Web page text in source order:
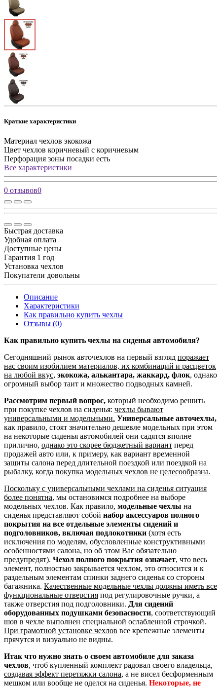
Краткие характеристики
Материал чехлов экокожа
Цвет чехлов коричневый с коричневым
Перфорация зоны посадки есть
Все характеристики
0 отзывов0
Быстрая доставка
Удобная оплата
Доступные цены
Гарантия 1 год
Установка чехлов
Покупатели довольны
Описание
Характеристики
Как правильно купить чехлы
Отзывы (0)
Как правильно купить чехлы на сиденья автомобиля?
Сегодняшний рынок авточехлов на первый взгляд поражает
нас своим изобилием материалов, их комбинаций и расцветок
на любой вкус, экокожа, алькантара, жаккард, флок, однако
огромный выбор таит и множество подводных камней.
Рассмотрим первый вопрос, который необходимо решить
при покупке чехлов на сиденья: чехлы бывают
универсальными и модельными. Универсальные авточехлы,
как правило, стоят значительно дешевле модельных при этом
на некоторые сиденья автомобилей они садятся вполне
прилично, однако это скорее бюджетный вариант перед
продажей авто или, к примеру, как вариант временной
защиты салона перед длительной поездкой или поездкой на
рыбалку, когда покупка модельных чехлов не целесообразна.
Поскольку с универсальными чехлами на сиденья ситуация
более понятна, мы остановимся подробнее на выборе
модельных чехлов. Как правило, модельные чехлы на
сиденья представляют собой набор аксессуаров полного
покрытия на все отдельные элементы сидений и
подголовников, включая подлокотники (хотя есть
исключения по моделям, обусловленные конструктивными
особенностями салона, но об этом Вас обязательно
предупредят). Чехол полного покрытия означает, что весь
элемент, полностью закрывается чехлом, это относится и к
раздельным элементам спинки заднего сиденья со стороны
багажника. Качественные модельные чехлы должны иметь все
функциональные отверстия под регулировочные ручки, а
также отверстия под подголовники. Для сидений
оборудованных подушками безопасности, соответствующий
шов в чехле выполнен специальной ослабленной строчкой.
При грамотной установке чехлов все крепежные элементы
прячутся и визуально не видны.
Итак что нужно знать о своем автомобиле для заказа
чехлов, чтоб купленный комплект радовал своего владельца,
создавая эффект перетяжки салона, а не висел бесформенным
мешком или вообще не оделся на сиденья. Некоторые, не